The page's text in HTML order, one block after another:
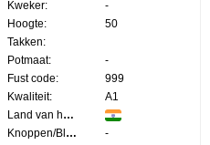
Kweker:
-
Hoogte:
50
Takken:
Potmaat:
-
Fust code:
999
Kwaliteit:
A1
Land van herkomst:
Knoppen/Bloemen:
-